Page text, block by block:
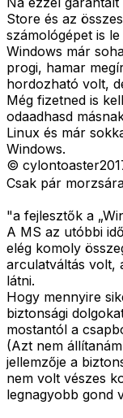
Store és az
számológépet is
Windows már
progi, hamar
hordozható volt,
Még fizetned is
odaadhasd
Linux és már
Windows.
© cylontoaster
Csak pár
"a fejlesztők a
A MS az utóbbi
elég komoly
arculatváltás volt,
látni.
Hogy mennyire
biztonsági
mostantól a
(Azt nem
jellemzője a
nem volt vészes
legnagyobb gond